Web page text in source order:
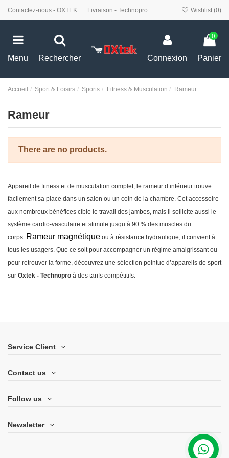
Contactez-nous - OXTEK Livraison - Technopro Wishlist (0)
Menu Rechercher Connexion
0
Panier
Accueil Sport & Loisirs Sports Fitness & Musculation Rameur
Rameur
There are no products.
Appareil de fitness et de musculation complet, le rameur d’intérieur trouve
facilement sa place dans un salon ou un coin de la chambre. Cet accessoire
aux nombreux bénéfices cible le travail des jambes, mais il sollicite aussi le
système cardio-vasculaire et stimule jusqu’à 90 % des muscles du
corps. Rameur magnétique ou à résistance hydraulique, il convient à
tous les usagers. Que ce soit pour accompagner un régime amaigrissant ou
pour retrouver la forme, découvrez une sélection pointue d’appareils de sport
sur Oxtek - Technopro à des tarifs compétitifs.
Service Client
Contact us
Follow us
Newsletter